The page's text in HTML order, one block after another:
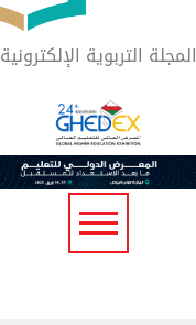
المجلة التربوية الإلكترونية